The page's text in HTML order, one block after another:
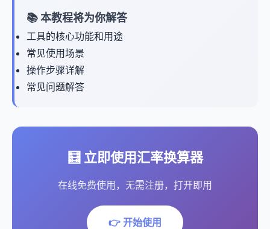
📚 本教程将为你解答
工具的核心功能和用途
常见使用场景
操作步骤详解
常见问题解答
🧮 立即使用汇率换算器
在线免费使用，无需注册，打开即用
👉 开始使用